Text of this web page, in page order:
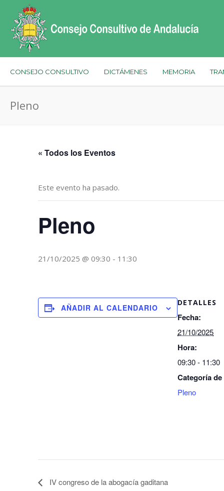
CONSEJO CONSULTIVO DICTÁMENES MEMORIA
Pleno
« Todos los Eventos
Este evento ha pasado.
Pleno
21/10/2025 @ 09:30 - 11:30
AÑADIR AL CALENDARIO
DETALLES
Fecha:
21/10/2025
Hora:
09:30 - 11:30
Categoría
Pleno
IV congreso de la abogacía gaditana